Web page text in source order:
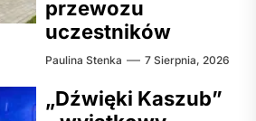
przewozu
uczestników
Paulina Stenka 7 Sierpnia, 2026
„Dźwięki Kaszub”